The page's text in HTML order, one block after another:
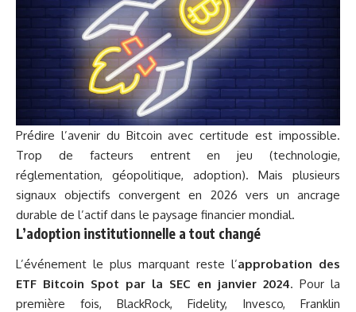
Prédire l’avenir du Bitcoin avec certitude est impossible.
Trop de facteurs entrent en jeu (technologie,
réglementation, géopolitique, adoption). Mais plusieurs
signaux objectifs convergent en 2026 vers un ancrage
durable de l’actif dans le paysage financier mondial.
L’adoption institutionnelle a tout changé
L’événement le plus marquant reste l’approbation des
ETF Bitcoin Spot par la SEC en janvier 2024. Pour la
première fois, BlackRock, Fidelity, Invesco, Franklin